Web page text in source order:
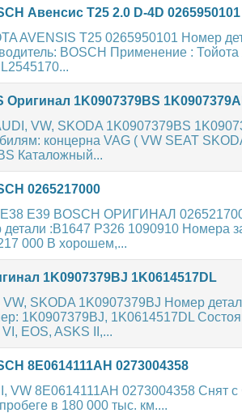
Авенсис T25 2.0 D-4D 0265950101
AVENSIS T25 0265950101 Номер
BOSCH Применение :
Оригинал 1K0907379BS
VW, SKODA 1K0907379BS
концерна VAG ( VW SEAT
Каталожный...
0265217000
E38 E39 BOSCH ОРИГИНАЛ
:B1647 P326 1090910 Номера
000 В хорошем,...
1K0907379BJ 1K0614517DL
SKODA 1K0907379BJ Номер
1K0907379BJ, 1K0614517DL
EOS, ASKS II,...
8E0614111AH 0273004358
VW 8E0614111AH 0273004358
в 180 000 тыс. км....